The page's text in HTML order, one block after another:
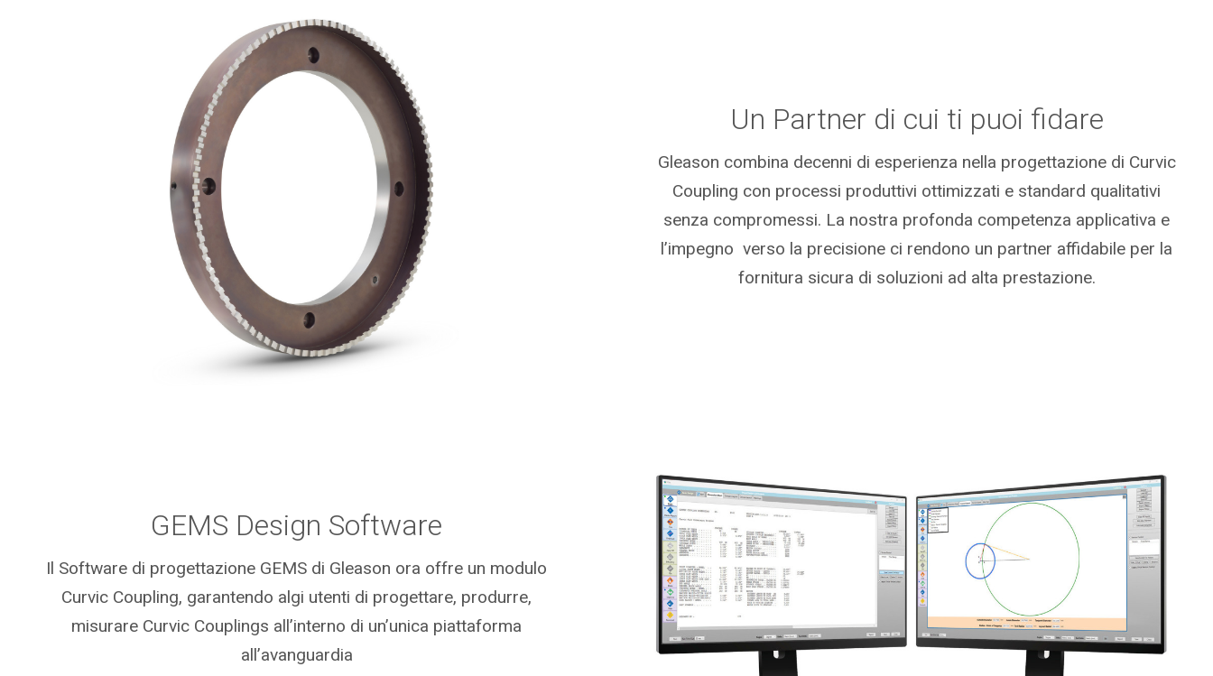
Un Partner di cui ti puoi fidare
Gleason combina decenni di esperienza nella progettazione di Curvic
Coupling con processi produttivi ottimizzati e standard qualitativi
senza compromessi. La nostra profonda competenza applicativa e
l’impegno verso la precisione ci rendono un partner affidabile per la
fornitura sicura di soluzioni ad alta prestazione.
GEMS Design Software
Il Software di progettazione GEMS di Gleason ora offre un modulo
Curvic Coupling, garantendo algi utenti di progettare, produrre,
misurare Curvic Couplings all’interno di un’unica piattaforma
all’avanguardia